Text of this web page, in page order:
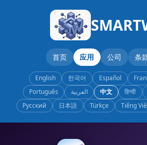
首页 应用 公司 条
English 한국어 Español
Português
العربية 中文 हिन्दी
Русский
日本語 Türkçe Tiếng